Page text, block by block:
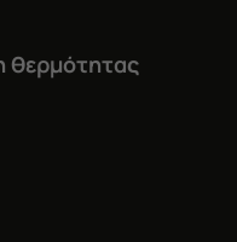
θερμότητας